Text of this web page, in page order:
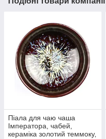
Піала для чаю чаша
Імператора, чабей,
кераміка золотий теммоку,